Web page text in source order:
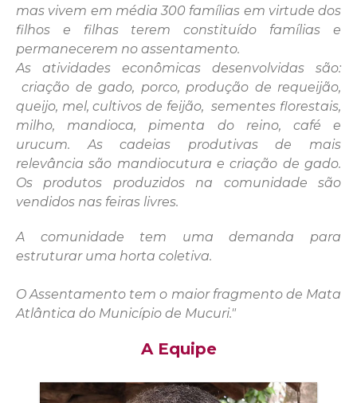
mas vivem em média 300 famílias em virtude dos
filhos e filhas terem constituído famílias e
permanecerem no assentamento.
As atividades econômicas desenvolvidas são:
criação de gado, porco, produção de requeijão,
queijo, mel, cultivos de feijão, sementes florestais,
milho, mandioca, pimenta do reino, café e
urucum. As cadeias produtivas de mais
relevância são mandiocutura e criação de gado.
Os produtos produzidos na comunidade são
vendidos nas feiras livres.
A comunidade tem uma demanda para
estruturar uma horta coletiva.
O Assentamento tem o maior fragmento de Mata
Atlântica do Município de Mucuri."
A Equipe